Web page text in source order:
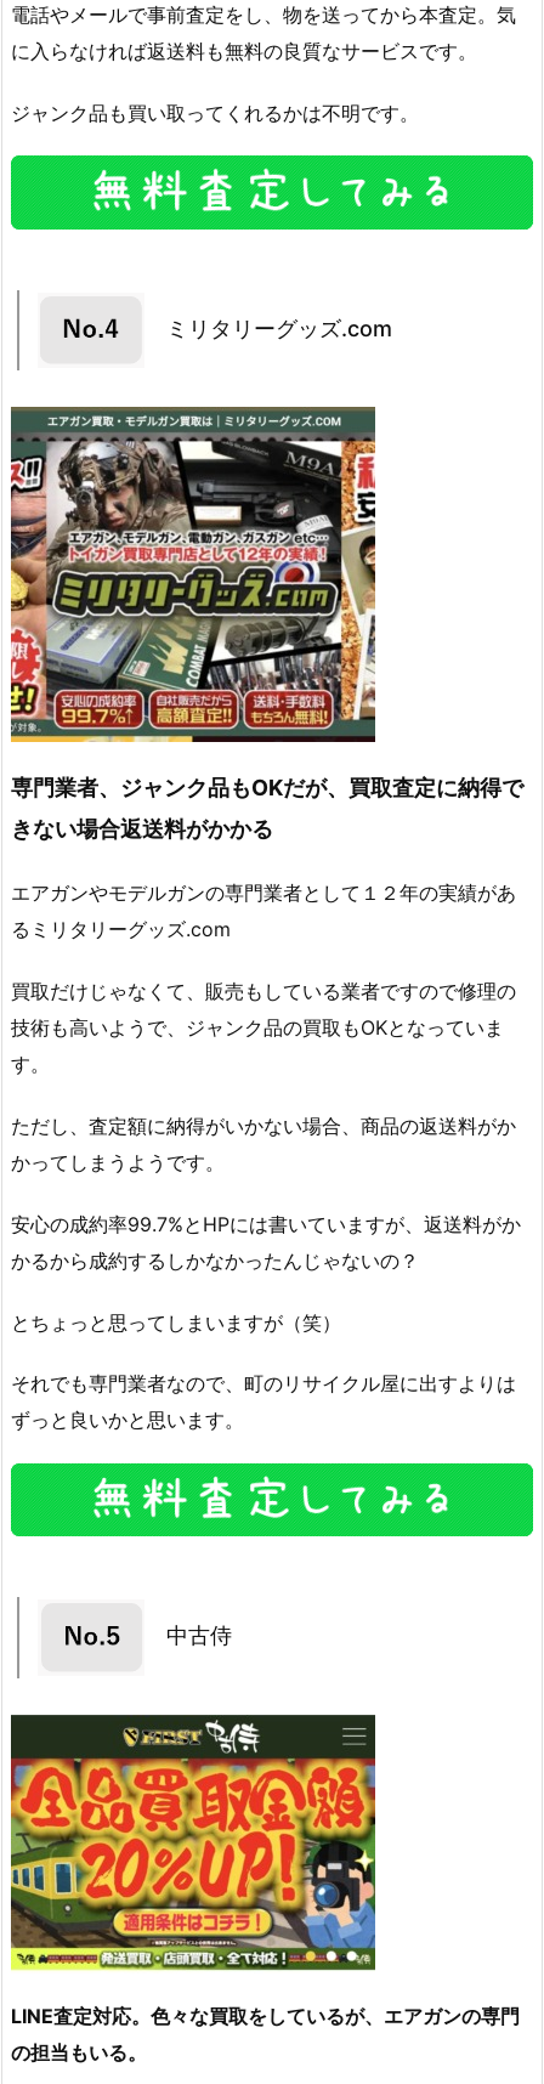
電話やメールで事前査定をし、物を送ってから本査定。気
に入らなければ返送料も無料の良質なサービスです。
ジャンク品も買い取ってくれるかは不明です。
ミリタリーグッズ.com
専門業者、ジャンク品もOKだが、買取査定に納得で
きない場合返送料がかかる
エアガンやモデルガンの専門業者として１２年の実績があ
るミリタリーグッズ.com
買取だけじゃなくて、販売もしている業者ですので修理の
技術も高いようで、ジャンク品の買取もOKとなっていま
す。
ただし、査定額に納得がいかない場合、商品の返送料がか
かってしまうようです。
安心の成約率99.7%とHPには書いていますが、返送料がか
かるから成約するしかなかったんじゃないの？
とちょっと思ってしまいますが（笑）
それでも専門業者なので、町のリサイクル屋に出すよりは
ずっと良いかと思います。
中古侍
LINE査定対応。色々な買取をしているが、エアガンの専門
の担当もいる。